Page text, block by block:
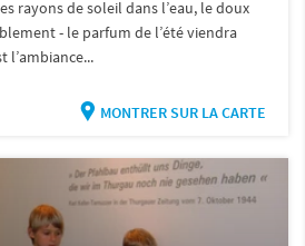
rayons de soleil dans l’eau, le doux
- le parfum de l’été viendra
l’ambiance...
MONTRER SUR LA CARTE